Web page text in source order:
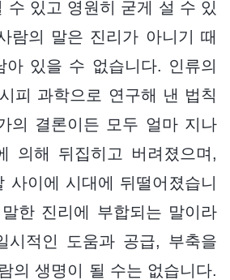
수 있고 영원히 굳게 설 수 있
람의 말은 진리가 아니기 때
아 있을 수 없습니다. 인류의
피 과학으로 연구해 낸 법칙
의 결론이든 모두 얼마 지나
의해 뒤집히고 버려졌으며,
사이에 시대에 뒤떨어졌습니
한 진리에 부합되는 말이라
시적인 도움과 공급, 부축을
의 생명이 될 수는 없습니다.